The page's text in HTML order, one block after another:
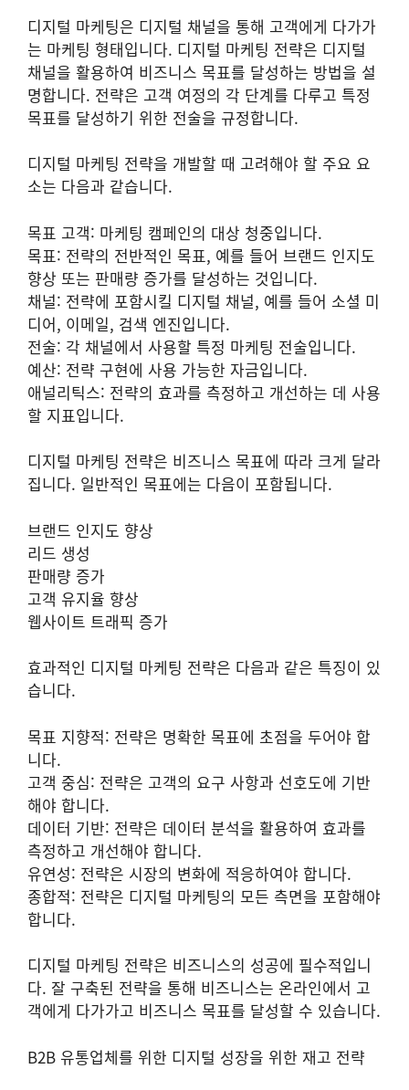
디지털 마케팅은 디지털 채널을 통해 고객에게 다가가
는 마케팅 형태입니다. 디지털 마케팅 전략은 디지털
채널을 활용하여 비즈니스 목표를 달성하는 방법을 설
명합니다. 전략은 고객 여정의 각 단계를 다루고 특정
목표를 달성하기 위한 전술을 규정합니다.
디지털 마케팅 전략을 개발할 때 고려해야 할 주요 요
소는 다음과 같습니다.
목표 고객: 마케팅 캠페인의 대상 청중입니다.
목표: 전략의 전반적인 목표, 예를 들어 브랜드 인지도
향상 또는 판매량 증가를 달성하는 것입니다.
채널: 전략에 포함시킬 디지털 채널, 예를 들어 소셜 미
디어, 이메일, 검색 엔진입니다.
전술: 각 채널에서 사용할 특정 마케팅 전술입니다.
예산: 전략 구현에 사용 가능한 자금입니다.
애널리틱스: 전략의 효과를 측정하고 개선하는 데 사용
할 지표입니다.
디지털 마케팅 전략은 비즈니스 목표에 따라 크게 달라
집니다. 일반적인 목표에는 다음이 포함됩니다.
브랜드 인지도 향상
리드 생성
판매량 증가
고객 유지율 향상
웹사이트 트래픽 증가
효과적인 디지털 마케팅 전략은 다음과 같은 특징이 있
습니다.
목표 지향적: 전략은 명확한 목표에 초점을 두어야 합
니다.
고객 중심: 전략은 고객의 요구 사항과 선호도에 기반
해야 합니다.
데이터 기반: 전략은 데이터 분석을 활용하여 효과를
측정하고 개선해야 합니다.
유연성: 전략은 시장의 변화에 적응하여야 합니다.
종합적: 전략은 디지털 마케팅의 모든 측면을 포함해야
합니다.
디지털 마케팅 전략은 비즈니스의 성공에 필수적입니
다. 잘 구축된 전략을 통해 비즈니스는 온라인에서 고
객에게 다가가고 비즈니스 목표를 달성할 수 있습니다.
B2B 유통업체를 위한 디지털 성장을 위한 재고 전략